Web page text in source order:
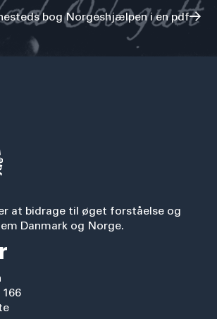
bog Norgeshjælpen i en pdf
at bidrage til øget forståelse og
Danmark og Norge.